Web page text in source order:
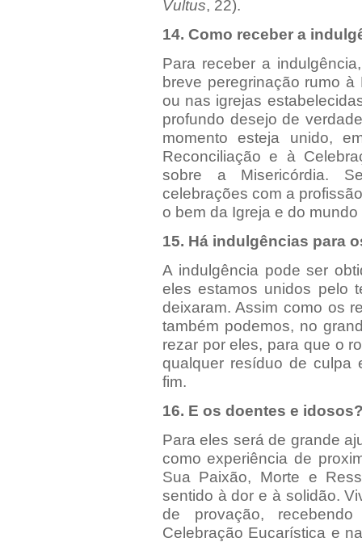
Vultus, 22).
14. Como receber a
Para receber a
breve peregrinação rumo
ou nas igrejas
profundo desejo de
momento esteja unido,
Reconciliação e à
sobre a Misericórdia.
celebrações com a
o bem da Igreja e do mundo
15. Há indulgências para
A indulgência pode ser
eles estamos unidos pelo
deixaram. Assim como os
também podemos, no
rezar por eles, para que o
qualquer resíduo de culpa
fim.
16. E os doentes e
Para eles será de grande
como experiência de
Sua Paixão, Morte e
sentido à dor e à solidão.
de provação,
Celebração Eucarística e